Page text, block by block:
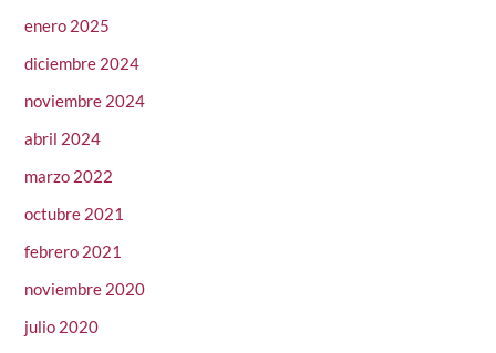
enero 2025
diciembre 2024
noviembre 2024
abril 2024
marzo 2022
octubre 2021
febrero 2021
noviembre 2020
julio 2020